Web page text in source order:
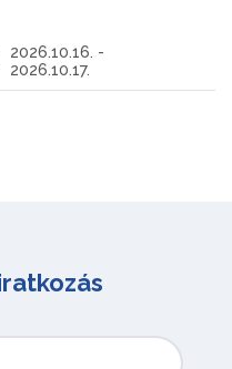
2026.10.16. -
2026.10.17.